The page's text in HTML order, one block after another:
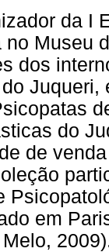
da I
Museu
dos
do
de
em